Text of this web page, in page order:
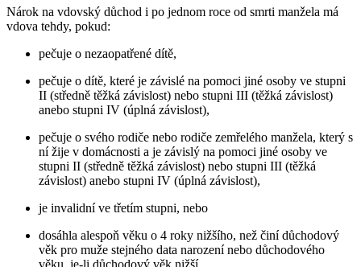
Nárok na vdovský důchod i po jednom roce od smrti manžela má
vdova tehdy, pokud:
pečuje o nezaopatřené dítě,
pečuje o dítě, které je závislé na pomoci jiné osoby ve stupni
II (středně těžká závislost) nebo stupni III (těžká závislost)
anebo stupni IV (úplná závislost),
pečuje o svého rodiče nebo rodiče zemřelého manžela, který s
ní žije v domácnosti a je závislý na pomoci jiné osoby ve
stupni II (středně těžká závislost) nebo stupni III (těžká
závislost) anebo stupni IV (úplná závislost),
je invalidní ve třetím stupni, nebo
dosáhla alespoň věku o 4 roky nižšího, než činí důchodový
věk pro muže stejného data narození nebo důchodového
věku, je-li důchodový věk nižší.